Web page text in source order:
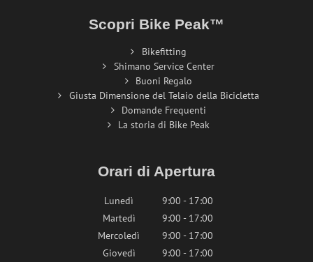
Scopri Bike Peak™
Bikefitting
Shimano Service Center
Buoni Regalo
Giusta Dimensione del Telaio della Bicicletta
Domande Frequenti
La storia di Bike Peak
Orari di Apertura
Lunedì
9:00 - 17:00
Martedì
9:00 - 17:00
Mercoledì
9:00 - 17:00
Giovedì
9:00 - 17:00